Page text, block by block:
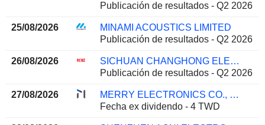
Publicación de resultados - Q2 2026
25/08/2026
MINAMI ACOUSTICS LIMITED
Publicación de resultados - Q2 2026
26/08/2026
SICHUAN CHANGHONG ELECTRIC CO.,LTD.
Publicación de resultados - Q2 2026
27/08/2026
MERRY ELECTRONICS CO., LTD.
Fecha ex dividendo - 4 TWD